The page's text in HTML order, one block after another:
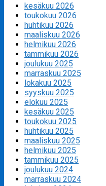
kesäkuu 2026
toukokuu 2026
huhtikuu 2026
maaliskuu 2026
helmikuu 2026
tammikuu 2026
joulukuu 2025
marraskuu 2025
lokakuu 2025
syyskuu 2025
elokuu 2025
kesäkuu 2025
toukokuu 2025
huhtikuu 2025
maaliskuu 2025
helmikuu 2025
tammikuu 2025
joulukuu 2024
marraskuu 2024